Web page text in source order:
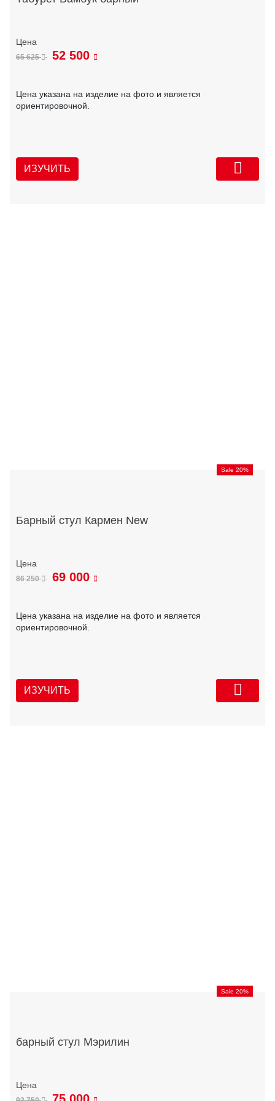
65 625 52 500
Цена указана на изделие на фото и является
ориентировочной.
ИЗУЧИТЬ
Sale 20%
Барный стул Кармен New
86 250 69 000
Цена указана на изделие на фото и является
ориентировочной.
ИЗУЧИТЬ
Sale 20%
барный стул Мэрилин